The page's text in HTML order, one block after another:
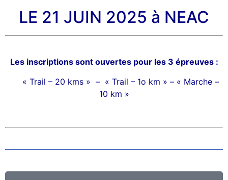
LE 21 JUIN 2025 à NEAC
Les inscriptions sont ouvertes pour les 3 épreuves :
« Trail – 20 kms » – « Trail – 1o km » – « Marche –
10 km »